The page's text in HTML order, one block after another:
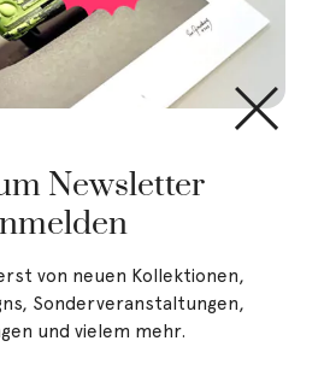
/ Nimes
Newsletter
von neuen Kollektionen,
Sonderveranstaltungen,
und vielem mehr.